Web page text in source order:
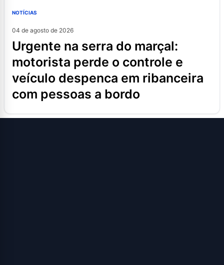
NOTÍCIAS
04 de agosto de 2026
urgente na serra do marçal:
motorista perde o controle e
veículo despenca em ribanceira
com pessoas a bordo